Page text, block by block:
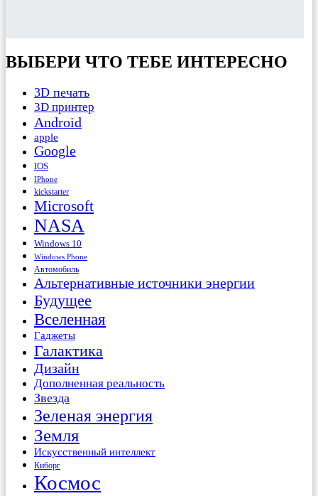
ВЫБЕРИ ЧТО ТЕБЕ ИНТЕРЕСНО
3D печать
3D принтер
Android
apple
Google
IOS
IPhone
kickstarter
Microsoft
NASA
Windows 10
Windows Phone
Автомобиль
Альтернативные источники энергии
Будущее
Вселенная
Гаджеты
Галактика
Дизайн
Дополненная реальность
Звезда
Зеленая энергия
Земля
Искусственный интеллект
Киборг
Космос